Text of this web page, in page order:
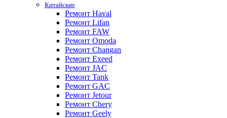
Китайские
Ремонт Haval
Ремонт Lifan
Ремонт FAW
Ремонт Omoda
Ремонт Changan
Ремонт Exeed
Ремонт JAC
Ремонт Tank
Ремонт GAC
Ремонт Jetour
Ремонт Chery
Ремонт Geely